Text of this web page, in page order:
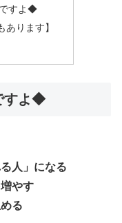
すよ◆
あります】
すよ◆
人」になる
やす
る